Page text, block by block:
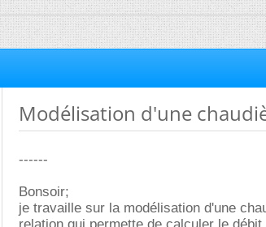
Modélisation d'une
------
Bonsoir;
je travaille sur la modélisation d'une